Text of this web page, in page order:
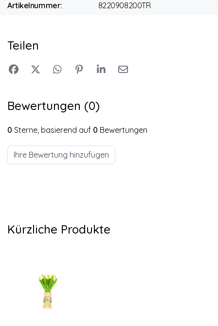
Artikelnummer: 8220908200TR
Teilen
Bewertungen (0)
0 Sterne, basierend auf 0 Bewertungen
Ihre Bewertung hinzufügen
Kürzliche Produkte